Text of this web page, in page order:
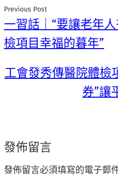
Previous Post
一習話｜“要讓老年
檢項目幸福的暮年”
工會發秀傳醫院體檢
券”讓
發佈留言
發佈留言必須填寫的電子郵